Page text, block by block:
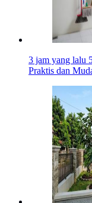
3 jam yang lalu
Praktis dan